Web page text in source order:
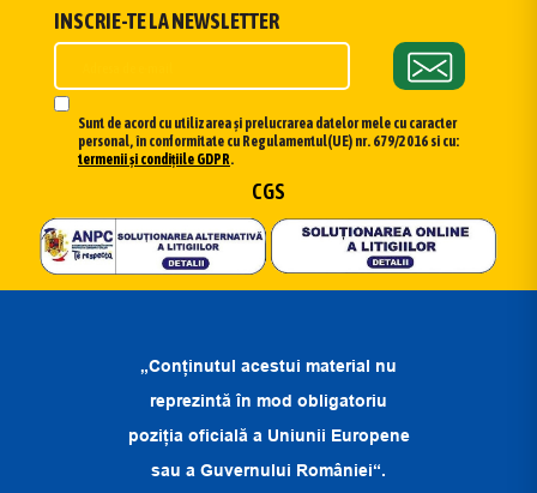
INSCRIE-TE LA NEWSLETTER
Sunt de acord cu utilizarea și prelucrarea datelor mele cu caracter
personal, în conformitate cu Regulamentul(UE) nr. 679/2016 si cu:
termenii și condițiile GDPR.
CGS
„Conținutul acestui material nu
reprezintă în mod obligatoriu
poziția oficială a Uniunii Europene
sau a Guvernului României“.